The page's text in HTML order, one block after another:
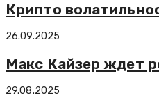
Крипто
26.09.2025
Макс Кайзер ждет
29.08.2025